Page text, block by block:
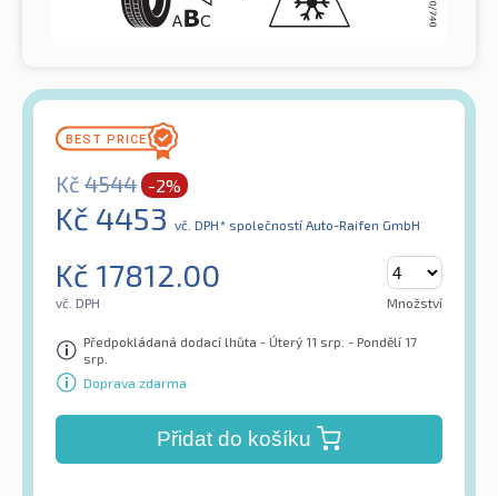
Kč 4544 -2%
Kč 4453 vč. DPH* společností Auto-Raifen GmbH
Kč 17812.00
vč. DPH Množství
Předpokládaná dodací lhůta - Úterý 11 srp. - Pondělí 17
srp.
Doprava zdarma
Přidat do košíku